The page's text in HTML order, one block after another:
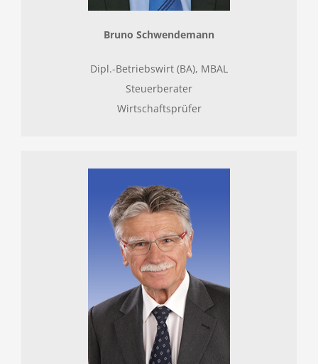
Bruno Schwendemann
Dipl.-Betriebswirt (BA), MBAL
Steuerberater
Wirtschaftsprüfer